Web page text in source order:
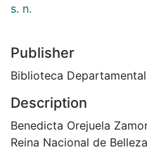
s. n.
Publisher
Biblioteca
Description
Benedicta Orejuela
Reina Nacional de